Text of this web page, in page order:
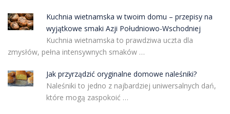
Kuchnia wietnamska w twoim domu – przepisy na
wyjątkowe smaki Azji Południowo-Wschodniej
Kuchnia wietnamska to prawdziwa uczta dla
zmysłów, pełna intensywnych smaków …
Jak przyrządzić oryginalne domowe naleśniki?
Naleśniki to jedno z najbardziej uniwersalnych dań,
które mogą zaspokoić …